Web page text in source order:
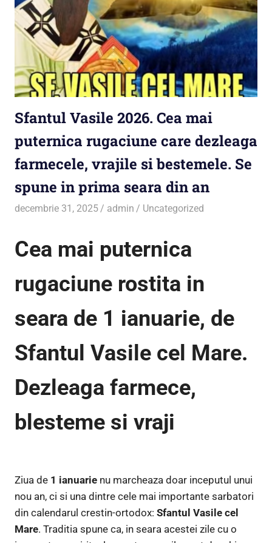
Sfantul Vasile 2026. Cea mai
puternica rugaciune care dezleaga
farmecele, vrajile si bestemele. Se
spune in prima seara din an
decembrie 31, 2025 admin Uncategorized
Cea mai puternica
rugaciune rostita in
seara de 1 ianuarie, de
Sfantul Vasile cel Mare.
Dezleaga farmece,
blesteme si vraji
Ziua de 1 ianuarie nu marcheaza doar inceputul unui
nou an, ci si una dintre cele mai importante sarbatori
din calendarul crestin-ortodox: Sfantul Vasile cel
Mare. Traditia spune ca, in seara acestei zile cu o